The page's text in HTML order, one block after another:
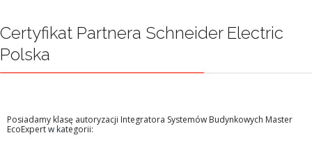
Certyfikat Partnera Schneider Electric
Polska
Posiadamy klasę autoryzacji Integratora Systemów Budynkowych Master
EcoExpert w kategorii: